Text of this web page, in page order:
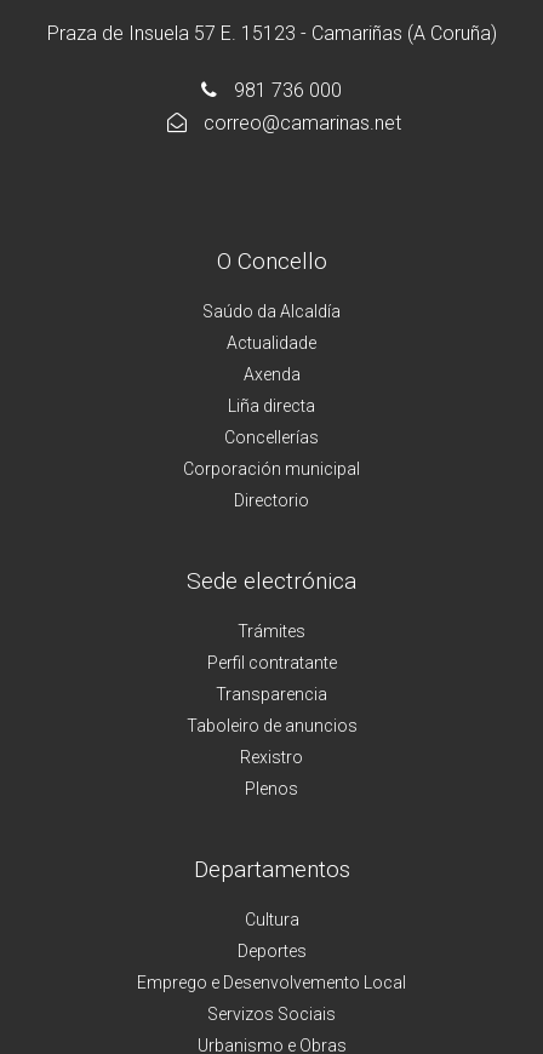
Praza de Insuela 57 E. 15123 - Camariñas (A Coruña)
981 736 000
correo@camarinas.net
O Concello
Saúdo da Alcaldía
Actualidade
Axenda
Liña directa
Concellerías
Corporación municipal
Directorio
Sede electrónica
Trámites
Perfil contratante
Transparencia
Taboleiro de anuncios
Rexistro
Plenos
Departamentos
Cultura
Deportes
Emprego e Desenvolvemento Local
Servizos Sociais
Urbanismo e Obras